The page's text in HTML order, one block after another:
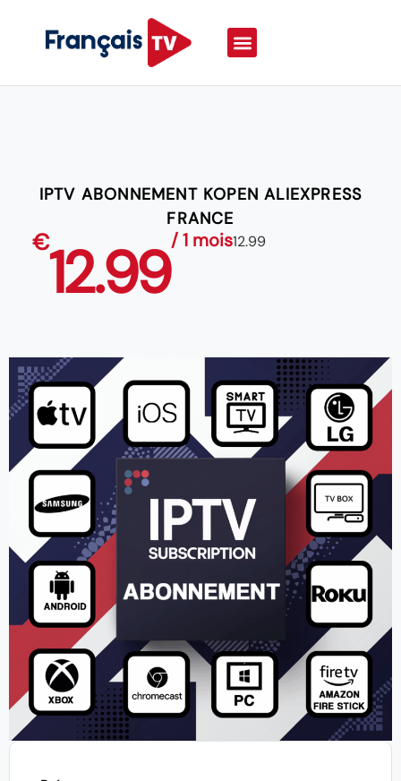
IPTV ABONNEMENT KOPEN ALIEXPRESS
FRANCE
€12.99/ 1 mois12.99